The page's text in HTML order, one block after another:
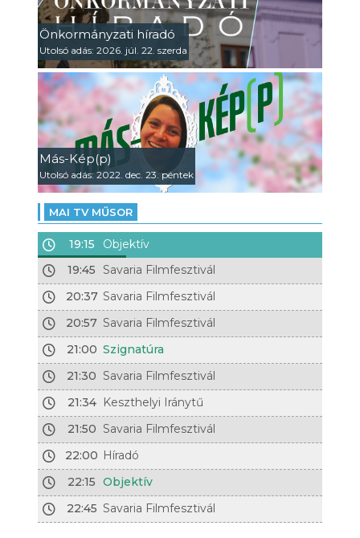
Önkormányzati híradó
Utolsó adás: 2026. júl. 22. szerda
Más-Kép(p)
Utolsó adás: 2022. dec. 23. péntek
MAI TV MŰSOR
19:15
Objektív
19:45
Savaria Filmfesztivál
20:37 Savaria Filmfesztivál
20:57 Savaria Filmfesztivál
21:00 Szignatúra
21:30 Savaria Filmfesztivál
21:34 Keszthelyi Iránytű
21:50 Savaria Filmfesztivál
22:00 Híradó
22:15 Objektív
22:45 Savaria Filmfesztivál